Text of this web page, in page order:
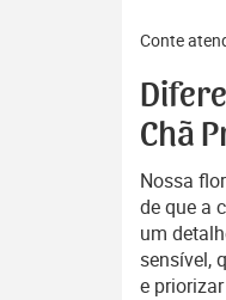
Conte
Chã
Nossa
de que a
um
sensível,
e